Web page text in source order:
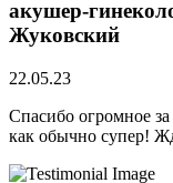
акушер-
Жуковский
22.05.23
Спасибо огромное
как обычно супер!